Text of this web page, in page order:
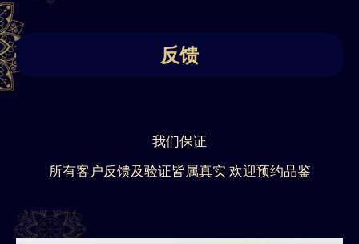
反馈
我们保证
所有客户反馈及验证皆属真实 欢迎预约品鉴